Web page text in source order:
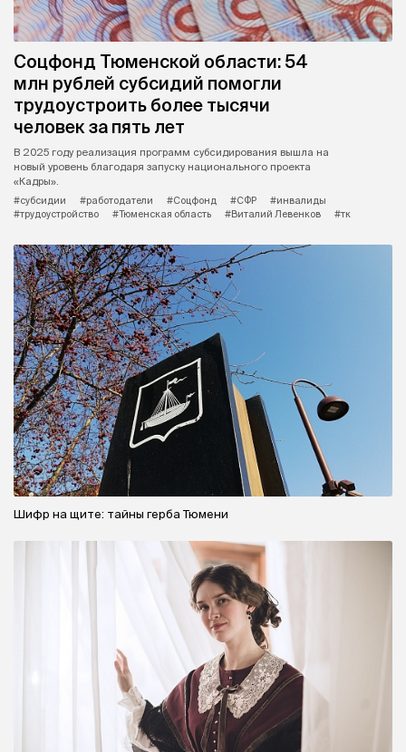
Соцфонд Тюменской области: 54
млн рублей субсидий помогли
трудоустроить более тысячи
человек за пять лет
В 2025 году реализация программ субсидирования вышла на
новый уровень благодаря запуску национального проекта
«Кадры».
#субсидии
#работодатели #Соцфонд #СФР
#инвалиды
#трудоустройство
#Тюменская область #Виталий Левенков #тк
Шифр на щите: тайны герба Тюмени